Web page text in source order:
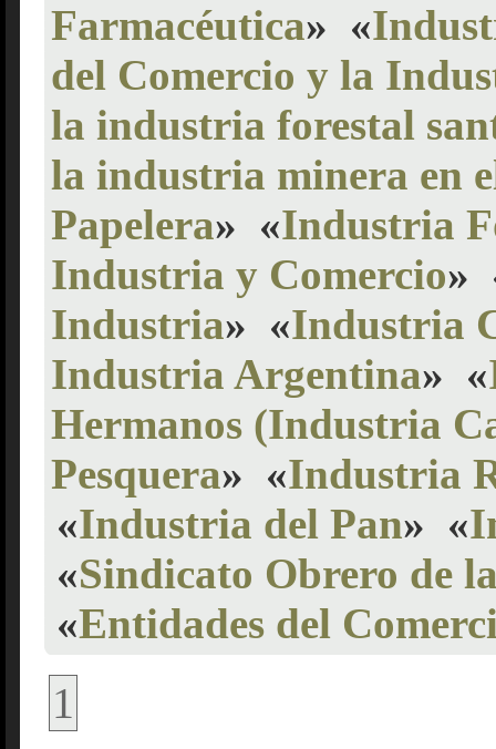
Farmacéutica» «
del Comercio y la
la industria forestal
la industria minera en
Papelera» «Industria
Industria y Comercio»
Industria» «Industria
Industria Argentina» «
Hermanos (Industria
Pesquera» «Industria
«Industria del Pan» «
«Sindicato Obrero de
«Entidades del
1